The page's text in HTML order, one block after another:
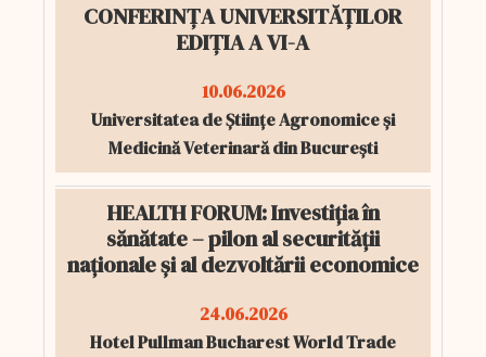
CONFERINȚA UNIVERSITĂȚILOR
EDIȚIA A VI-A
10.06.2026
Universitatea de Științe Agronomice și
Medicină Veterinară din București
HEALTH FORUM: Investiția în
sănătate – pilon al securității
naționale și al dezvoltării economice
24.06.2026
Hotel Pullman Bucharest World Trade